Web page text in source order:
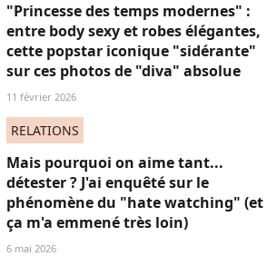
"Princesse des temps modernes" :
entre body sexy et robes élégantes,
cette popstar iconique "sidérante"
sur ces photos de "diva" absolue
11 février 2026
RELATIONS
Mais pourquoi on aime tant...
détester ? J'ai enquêté sur le
phénomène du "hate watching" (et
ça m'a emmené très loin)
6 mai 2026